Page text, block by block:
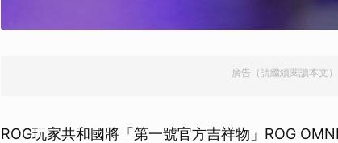
廣告（請繼續閱讀本文）
ROG玩家共和國將「第一號官方吉祥物」ROG